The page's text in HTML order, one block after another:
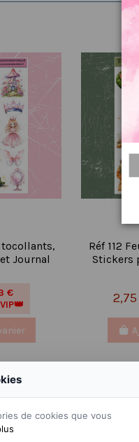
Journal
€
Réf 112
Stickers
ACHETÉ CE
de cookies que vous